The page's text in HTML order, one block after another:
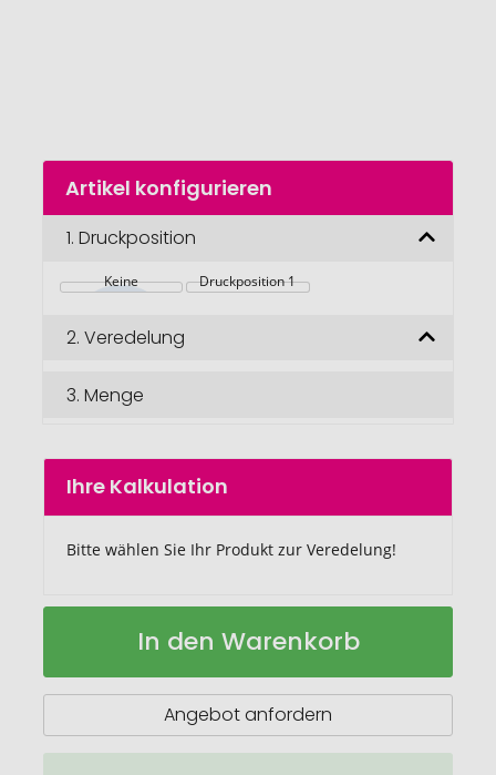
Zum
Anfang
Bildgalerie
Artikel konfigurieren
1. Druckposition
Keine Druckposition 1
2. Veredelung
3. Menge
Ihre Kalkulation
Bitte wählen Sie Ihr Produkt zur Veredelung!
Tait
Schlüsselanhänger
Herzform
Auf
In den Warenkorb
Angebot anfordern